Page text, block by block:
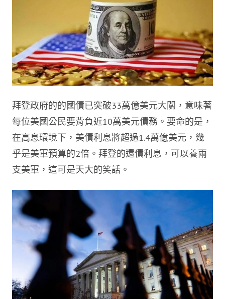
拜登政府的的國債已突破33萬億美元大關，意味著
每位美國公民要背負近10萬美元債務。要命的是，
在高息環境下，美債利息將超過1.4萬億美元，幾
乎是美軍預算的2倍。拜登的還債利息，可以養兩
支美軍，這可是天大的笑話。